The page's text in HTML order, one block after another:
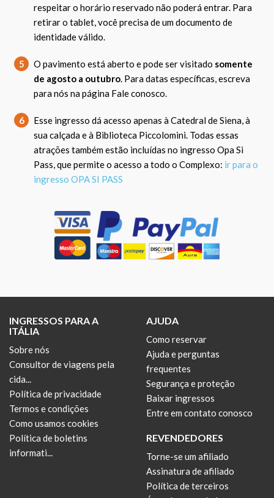
respeitar o horário reservado não poderá entrar. Para
retirar o tablet, você precisa de um documento de
identidade válido.
5 O pavimento está aberto e pode ser visitado somente
de agosto a outubro. Para datas específicas, escreva
para nós na página Fale conosco.
6
Esse ingresso dá acesso apenas à Catedral de Siena, à
sua calçada e à Biblioteca Piccolomini. Todas essas
atrações também estão incluídas no ingresso Opa Si
Pass, que permite o acesso a todo o Complexo: ir para o
ingresso OPA SI PASS
INGRESSOS PARA A
ITÁLIA
Sobre nós
Consultor de viagens pela
cida...
Política de privacidade
Termos e condições
Como usamos cookies
Política de boletins
informati...
AJUDA
Como reservar
Ajuda e perguntas
frequentes
Segurança e proteção
Baixar ingressos
Entre em contato conosco
REVENDEDORES
Torne-se um afiliado
Assinatura de afiliado
Política de terceiros